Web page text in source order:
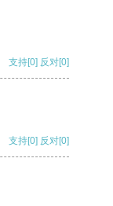
支持[0] 反对[0]
支持[0] 反对[0]